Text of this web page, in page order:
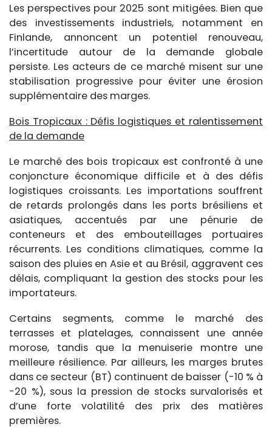
Les perspectives pour 2025 sont mitigées. Bien que
des investissements industriels, notamment en
Finlande, annoncent un potentiel renouveau,
l’incertitude autour de la demande globale
persiste. Les acteurs de ce marché misent sur une
stabilisation progressive pour éviter une érosion
supplémentaire des marges.
Bois Tropicaux : Défis logistiques et ralentissement
de la demande
Le marché des bois tropicaux est confronté à une
conjoncture économique difficile et à des défis
logistiques croissants. Les importations souffrent
de retards prolongés dans les ports brésiliens et
asiatiques, accentués par une pénurie de
conteneurs et des embouteillages portuaires
récurrents. Les conditions climatiques, comme la
saison des pluies en Asie et au Brésil, aggravent ces
délais, compliquant la gestion des stocks pour les
importateurs.
Certains segments, comme le marché des
terrasses et platelages, connaissent une année
morose, tandis que la menuiserie montre une
meilleure résilience. Par ailleurs, les marges brutes
dans ce secteur (BT) continuent de baisser (-10 % à
-20 %), sous la pression de stocks survalorisés et
d’une forte volatilité des prix des matières
premières.